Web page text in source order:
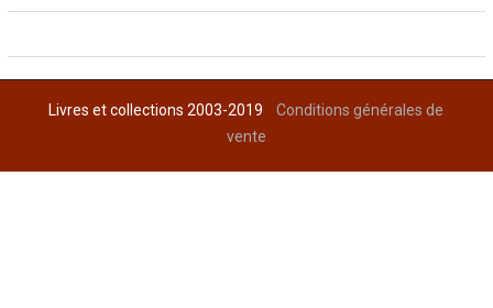
Livres et collections 2003-2019Conditions générales de
vente